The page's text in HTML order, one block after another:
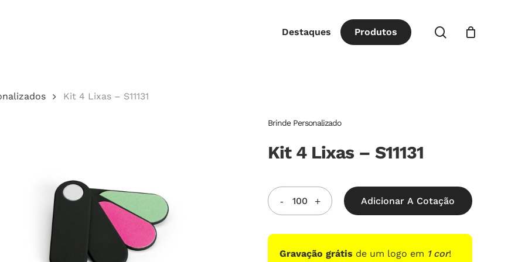
Destaques Produtos procurar
Kit 4 Lixas – S11131
Brinde Personalizado
Kit 4 Lixas – S11131
Adicionar A Cotação
Gravação grátis de um logo em 1 cor!